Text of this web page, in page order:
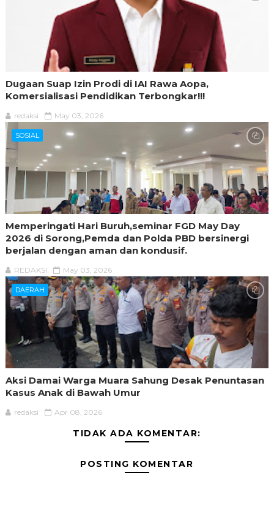
Dugaan Suap Izin Prodi di IAI Rawa Aopa,
Komersialisasi Pendidikan Terbongkar!!!
redaksi May 03, 2026
SOSIAL
Memperingati Hari Buruh,seminar FGD May Day
2026 di Sorong,Pemda dan Polda PBD bersinergi
berjalan dengan aman dan kondusif.
REDAKSI May 03, 2026
DAERAH
Aksi Damai Warga Muara Sahung Desak Penuntasan
Kasus Anak di Bawah Umur
redaksi Apr 08, 2026
TIDAK ADA KOMENTAR:
POSTING KOMENTAR